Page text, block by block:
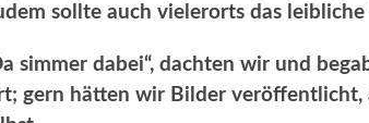
sollte auch vielerorts das
simmer dabei“, dachten wir und
gern hätten wir Bilder veröffentlicht,